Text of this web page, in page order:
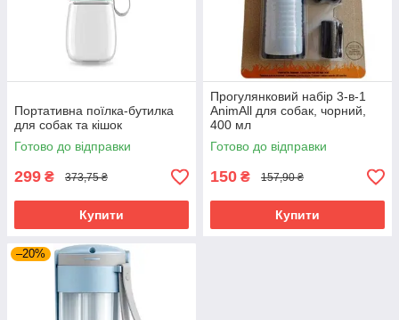
Портативна поїлка-бутилка
для собак та кішок
Готово до відправки
299 ₴ 373,75 ₴
Купити
Прогулянковий набір 3-в-1
AnimAll для собак, чорний,
400 мл
Готово до відправки
150 ₴ 157,90 ₴
Купити
–20%